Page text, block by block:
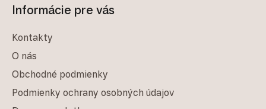
Informácie pre vás
Kontakty
O nás
Obchodné podmienky
Podmienky ochrany osobných údajov